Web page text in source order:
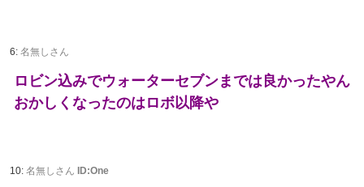
6: 名無しさん
ロビン込みでウォーターセブンまでは良かったやん
おかしくなったのはロボ以降や
10: 名無しさん ID:One